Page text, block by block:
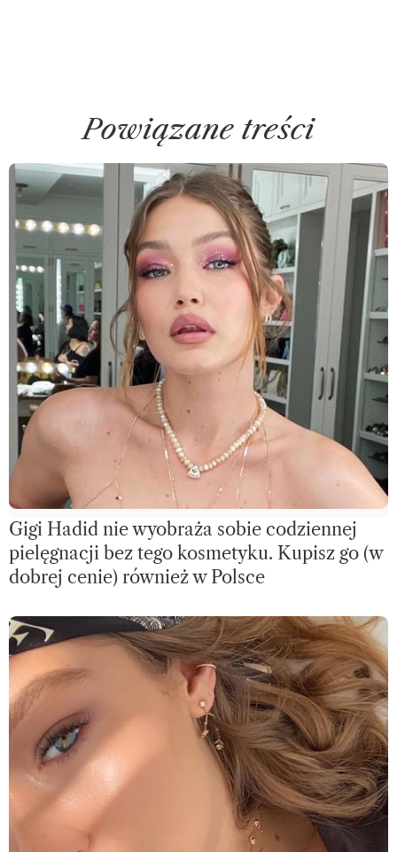
Powiązane treści
Gigi Hadid nie wyobraża sobie codziennej
pielęgnacji bez tego kosmetyku. Kupisz go (w
dobrej cenie) również w Polsce